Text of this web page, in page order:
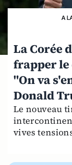
A
La Corée
frapper
"On va
Donald
Le nouveau
vives